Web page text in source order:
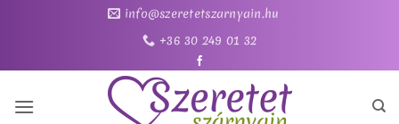
info@szeretetszarnyain.hu
+36 30 249 01 32